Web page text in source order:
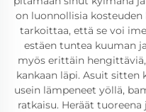
on luonnollisia
tarkoittaa, että se voi
estäen tuntea kuuman
myös erittäin
kankaan läpi. Asuit sitten
usein lämpeneet yöllä,
ratkaisu. Heräät